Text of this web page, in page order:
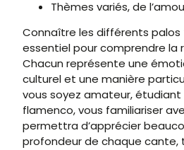
Thèmes variés, de
Connaître les différents
essentiel pour comprendre la
Chacun représente une
culturel et une manière
vous soyez amateur, étudiant
flamenco, vous familiariser
permettra d’apprécier
profondeur de chaque cante,